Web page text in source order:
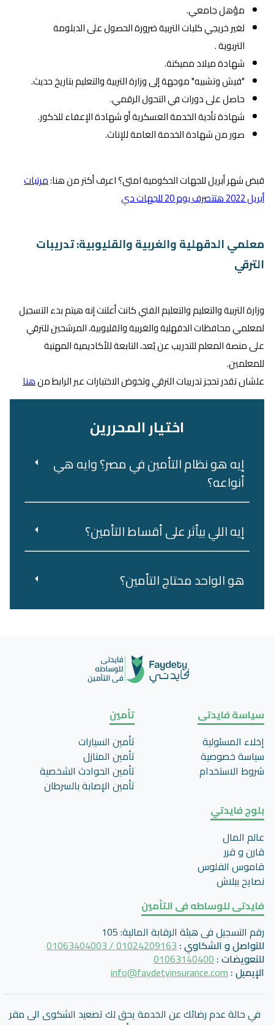
مؤهل جامعي.
لغير خريجي كليات التربية ضرورة الحصول على الدبلومة
التربوية .
شهادة ميلاد مميكنة.
"فيش وتشبيه" موجهة إلى وزارة التربية والتعليم بتاريخ حديث.
حاصل على دورات في التحول الرقمي.
شهادة تأدية الخدمة العسكرية أو شهادة الإعفاء للذكور.
صور من شهادة الخدمة العامة للإناث.
قبض شهر أبريل للجهات الحكومية امتى؟ اعرف أكتر من هنا:مرتبات
أبريل 2022 هتتصرف يوم 20 للجهات دي
معلمي الدقهلية والغربية والقليوبية: تدريبات
الترقي
وزارة التربية والتعليم والتعليم الفني كانت أعلنت إنه هيتم بدء التسجيل
لمعلمي محافظات الدقهلية والغربية والقليوبية، المرشحين للترقي
على منصة المعلم للتدريب عن بُعد، التابعة للأكاديمية المهنية
للمعلمين.
علشان تقدر تحجز تدريبات الترقي وتخوض الاختبارات عبر الرابط منهنا
اختيار المحررين
إيه هو نظام التأمين في مصر؟ وايه هي
أنواعه؟
إيه اللي بيأثر على أقساط التأمين؟
هو‌ ‌الواحد‌ ‌محتاج‌ ‌التأمين؟‌ ‌
سياسة فايدتى
إخلاء المسئولية
سياسة خصوصية
شروط الاستخدام
تأمين
تأمين السيارات
تأمين المنازل
تأمين الحوادث الشخصية
تأمين اﻹصابة بالسرطان
بلوج فايدتي
عالم المال
قارن و قرر
قاموس الفلوس
نصايح ببلاش
فايدتى للوساطه فى التأمين
رقم التسجيل فى هيئة الرقابة المالية:
105
للتواصل و الشكاوي:
01024209163 / 01063404003
للتعويضات:
01063140400
الإيميل:
info@faydetyinsurance.com
في حالة عدم رضائك عن الخدمة يحق لك تصعيد الشكوى الى مقر